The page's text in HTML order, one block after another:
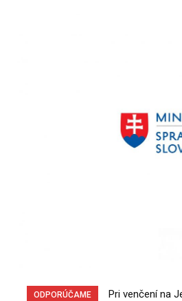
ODPORÚČAME
Pri venčení na
Burina pri